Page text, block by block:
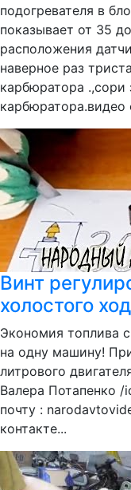
подогревателя в
показывает от 35
расположения
наверное раз
карбюратора .,сори
карбюратора.видео
Винт
холостого
Экономия топлива
на одну машину!
литрового
Валера Потапенко
почту :
контакте...